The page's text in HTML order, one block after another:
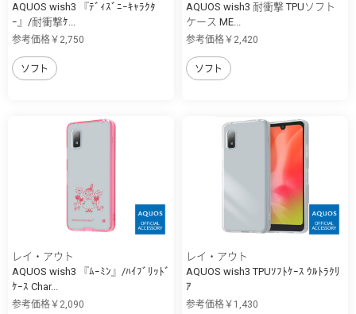
AQUOS wish3 『ﾃﾞｨｽﾞﾆｰｷｬﾗｸﾀ
ｰ』/耐衝撃ｹ...
参考価格￥2,750
ソフト
AQUOS wish3 耐衝撃 TPUソフト
ケース ME...
参考価格￥2,420
ソフト
レイ・アウト
AQUOS wish3 『ﾑｰﾐﾝ』/ﾊｲﾌﾞﾘｯﾄﾞ
ｹｰｽ Char...
参考価格￥2,090
レイ・アウト
AQUOS wish3 TPUｿﾌﾄｹｰｽ ｳﾙﾄﾗｸﾘ
ｱ
参考価格￥1,430